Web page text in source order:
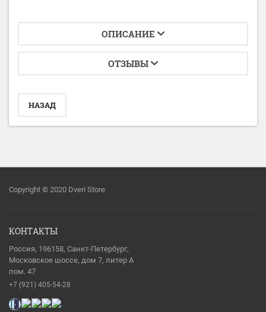
ОПИСАНИЕ
ОТЗЫВЫ
НАЗАД
Copyright © 2020 Dveri Store
КОНТАКТЫ
Россия, 196158, Санкт-Петербург,
Московское шоссе, дом 7, литер А
пом. 47
+7 (921) 405-54-28